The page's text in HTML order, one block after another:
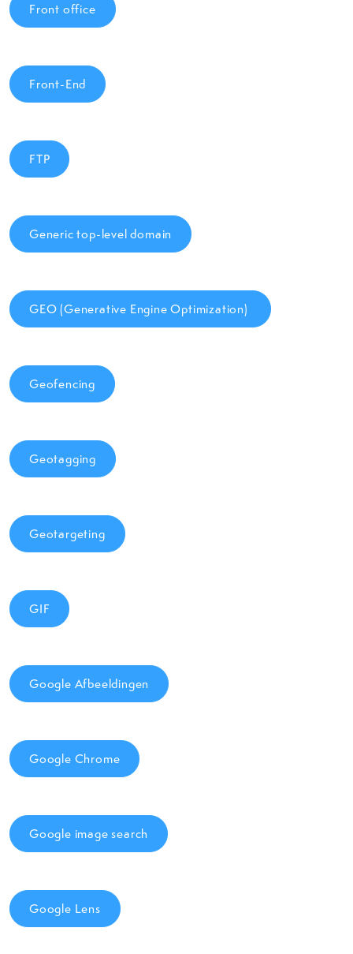
Front office
Front-End
FTP
Generic top-level domain
GEO (Generative Engine Optimization)
Geofencing
Geotagging
Geotargeting
GIF
Google Afbeeldingen
Google Chrome
Google image search
Google Lens